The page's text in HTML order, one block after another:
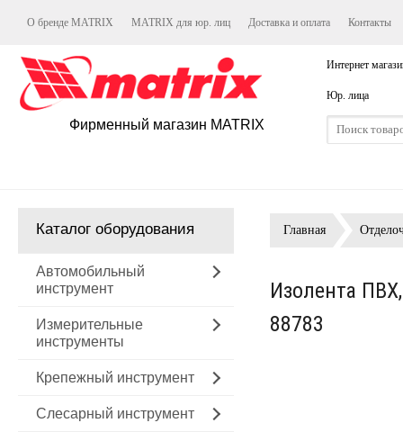
О бренде MATRIX MATRIX для юр. лиц Доставка и оплата Контакты
Фирменный магазин MATRIX
Интернет
Юр. лица
Каталог оборудования
Автомобильный
инструмент
Измерительные
инструменты
Крепежный инструмент
Слесарный инструмент
Главная
Изолента
88783